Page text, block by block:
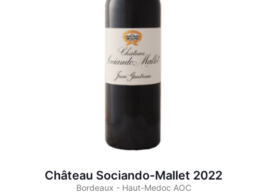
Château Sociando-Mallet 2022
Bordeaux - Haut-Medoc AOC